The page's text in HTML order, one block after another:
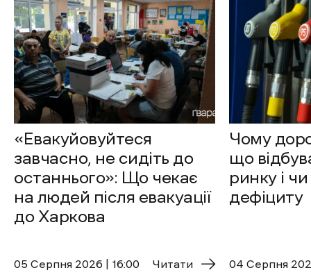
«Евакуйовуйтеся
завчасно, не сидіть до
останнього»: Що чекає
на людей після евакуації
до Харкова
05 Cерпня 2026 | 16:00 Читати
Чому
що
ринку і
дефіциту
04 Cерпня